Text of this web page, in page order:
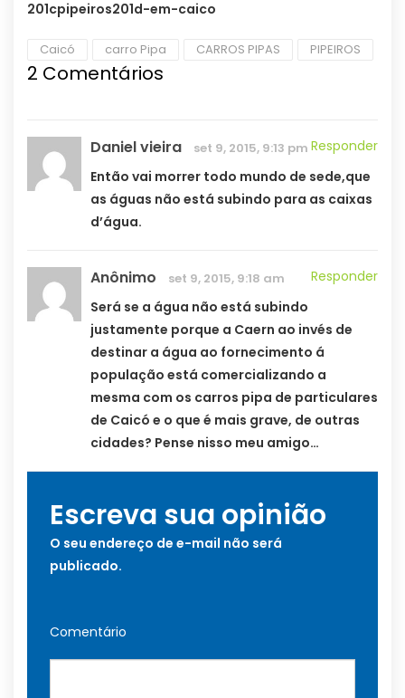
201cpipeiros201d-em-caico
Caicó carro Pipa CARROS PIPAS PIPEIROS
2 Comentários
Daniel vieira set 9, 2015, 9:13 pm Responder
Então vai morrer todo mundo de sede,que
as águas não está subindo para as caixas
d’água.
Anônimo set 9, 2015, 9:18 am
Responder
Será se a água não está subindo
justamente porque a Caern ao invés de
destinar a água ao fornecimento á
população está comercializando a
mesma com os carros pipa de particulares
de Caicó e o que é mais grave, de outras
cidades? Pense nisso meu amigo…
Escreva sua opinião
O seu endereço de e-mail não será
publicado.
Comentário